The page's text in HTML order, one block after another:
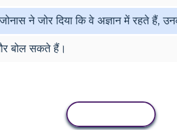
ने जोर दिया कि वे अज्ञान में रहते हैं,
बोल सकते हैं।